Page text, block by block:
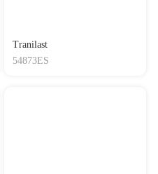
Tranilast
54873ES